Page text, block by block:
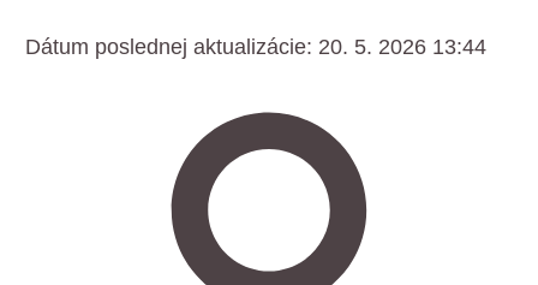
Dátum poslednej aktualizácie: 20. 5. 2026 13:44